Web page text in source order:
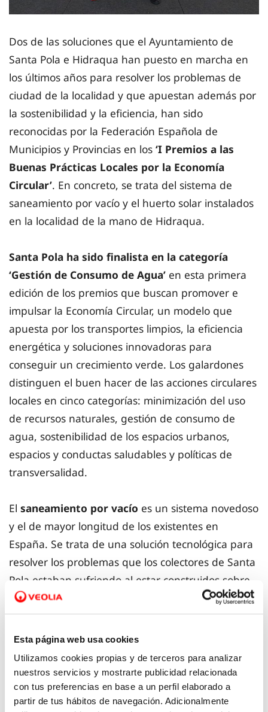
Esta página web usa cookies
Utilizamos cookies propias y de terceros para analizar
nuestros servicios y mostrarte publicidad relacionada
con tus preferencias en base a un perfil elaborado a
partir de tus hábitos de navegación. Adicionalmente
Dos de las soluciones que el Ayuntamiento de
Santa Pola e Hidraqua han puesto en marcha en
los últimos años para resolver los problemas de
ciudad de la localidad y que apuestan además por
la sostenibilidad y la eficiencia, han sido
reconocidas por la Federación Española de
Municipios y Provincias en los ‘I Premios a las
Buenas Prácticas Locales por la Economía
Circular’. En concreto, se trata del sistema de
saneamiento por vacío y el huerto solar instalados
en la localidad de la mano de Hidraqua.
Santa Pola ha sido finalista en la categoría
‘Gestión de Consumo de Agua’ en esta primera
edición de los premios que buscan promover e
impulsar la Economía Circular, un modelo que
apuesta por los transportes limpios, la eficiencia
energética y soluciones innovadoras para
conseguir un crecimiento verde. Los galardones
distinguen el buen hacer de las acciones circulares
locales en cinco categorías: minimización del uso
de recursos naturales, gestión de consumo de
agua, sostenibilidad de los espacios urbanos,
espacios y conductas saludables y políticas de
transversalidad.
El saneamiento por vacío es un sistema novedoso
y el de mayor longitud de los existentes en
España. Se trata de una solución tecnológica para
resolver los problemas que los colectores de Santa
Pola estaban sufriendo al estar construidos sobre
unos terrenos ganados a antiguos saladares, que
tienen un subsuelo de arena de playa y el nivel
freático se encuentra a menos de un metro de
profundidad, lo que ocasionaba problemas de
infiltraciones en los colectores y una gran
inestabilidad en el subsuelo. Las filtraciones de
agua salina en las conducciones de la red de